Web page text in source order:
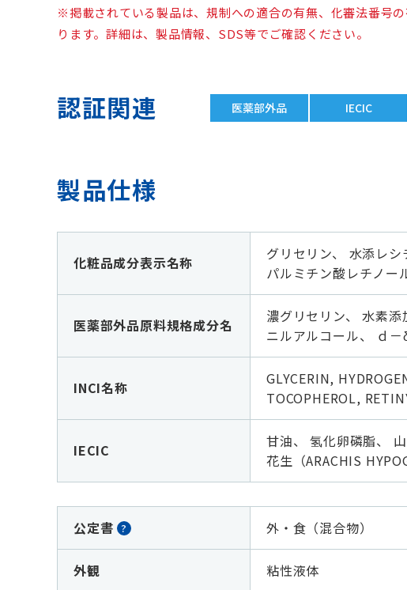
※掲載されている製品は、規制への適合の有無、化審法番号
ります。詳細は、製品情報、SDS等でご確認ください。
認証関連 医薬部外品 IECIC
製品仕様
化粧品成分表示名称
グリセリン、 水添レ
パルミチン酸レチノー
医薬部外品原料規格成分名
濃グリセリン、 水素
ニルアルコール、 ｄ
INCI名称
GLYCERIN,
TOCOPHEROL,
IECIC
甘油、 氢化卵磷脂、
花生（ARACHIS
公定書 ? 外・食（混合物）
外観 粘性液体